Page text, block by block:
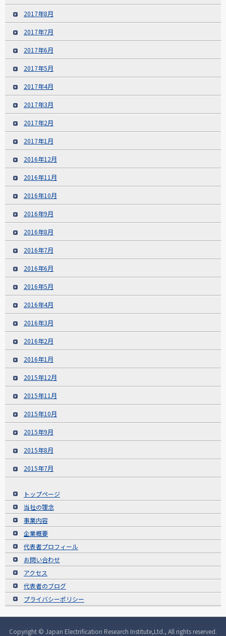
2017年8月
2017年7月
2017年6月
2017年5月
2017年4月
2017年3月
2017年2月
2017年1月
2016年12月
2016年11月
2016年10月
2016年9月
2016年8月
2016年7月
2016年6月
2016年5月
2016年4月
2016年3月
2016年2月
2016年1月
2015年12月
2015年11月
2015年10月
2015年9月
2015年8月
2015年7月
トップページ
当社の理念
事業内容
企業概要
代表者プロフィール
お問い合わせ
アクセス
代表者のブログ
プライバシーポリシー
Copyright © Japan Electrification Research Institute,Ltd., All rights reserved.